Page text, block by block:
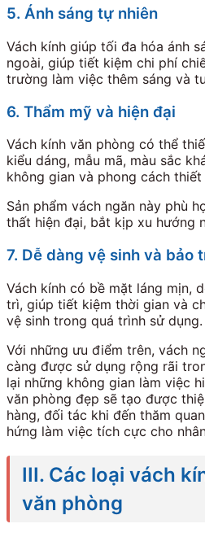
5. Ánh sáng tự nhiên
Vách kính giúp tối đa hóa ánh
ngoài, giúp tiết kiệm chi phí
trường làm việc thêm sáng và
6. Thẩm mỹ và hiện đại
Vách kính văn phòng có thể
kiểu dáng, mẫu mã, màu sắc
không gian và phong cách
Sản phẩm vách ngăn này phù
thất hiện đại, bắt kịp xu hướng
7. Dễ dàng vệ sinh và bảo
Vách kính có bề mặt láng mịn,
trì, giúp tiết kiệm thời gian và
vệ sinh trong quá trình sử dụng.
Với những ưu điểm trên, vách
càng được sử dụng rộng rãi
lại những không gian làm việc
văn phòng đẹp sẽ tạo được
hàng, đối tác khi đến thăm
hứng làm việc tích cực cho
III. Các loại vách
văn phòng